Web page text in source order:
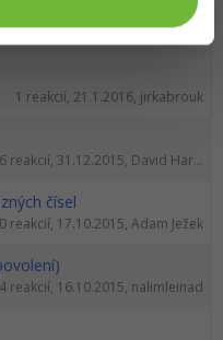
aplikace
27 reakcií, 7.6.2016, Jan Lupčík
1 reakcií, 21.1.2016, jirkabrouk
6 reakcií, 31.12.2015, David Har...
čísel
0 reakcií, 17.10.2015, Adam Ježek
4 reakcií, 16.10.2015, nalimleinad